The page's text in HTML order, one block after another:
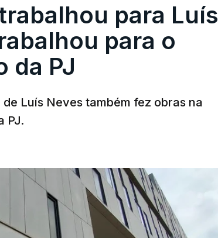
para Luís
para o
da PJ
Luís Neves também fez obras na
PJ.